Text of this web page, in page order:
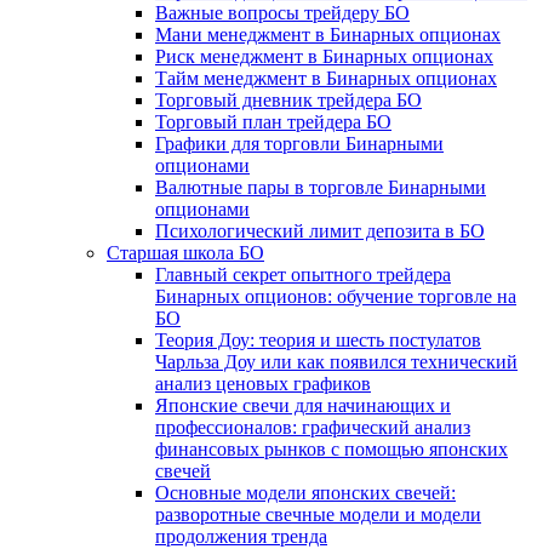
Важные вопросы трейдеру БО
Мани менеджмент в Бинарных опционах
Риск менеджмент в Бинарных опционах
Тайм менеджмент в Бинарных опционах
Торговый дневник трейдера БО
Торговый план трейдера БО
Графики для торговли Бинарными
опционами
Валютные пары в торговле Бинарными
опционами
Психологический лимит депозита в БО
Старшая школа БО
Главный секрет опытного трейдера
Бинарных опционов: обучение торговле на
БО
Теория Доу: теория и шесть постулатов
Чарльза Доу или как появился технический
анализ ценовых графиков
Японские свечи для начинающих и
профессионалов: графический анализ
финансовых рынков с помощью японских
свечей
Основные модели японских свечей:
разворотные свечные модели и модели
продолжения тренда